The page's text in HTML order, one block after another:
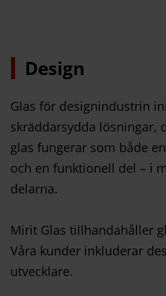
Design
Glas för designindustrin
skräddarsydda lösningar,
glas fungerar som både
och en funktionell del – i
delarna.
Mirit Glas tillhandahåller
Våra kunder inkluderar
utvecklare.